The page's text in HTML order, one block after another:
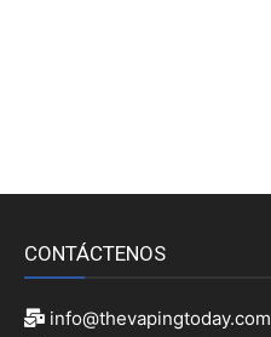
CONTÁCTENOS
info@thevapingtoday.com